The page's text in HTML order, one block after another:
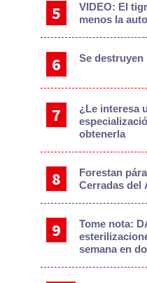
VIDEO: El
menos la
Se destruyen
¿Le interesa
obtenerla
Forestan
Cerradas del
Tome nota:
semana en